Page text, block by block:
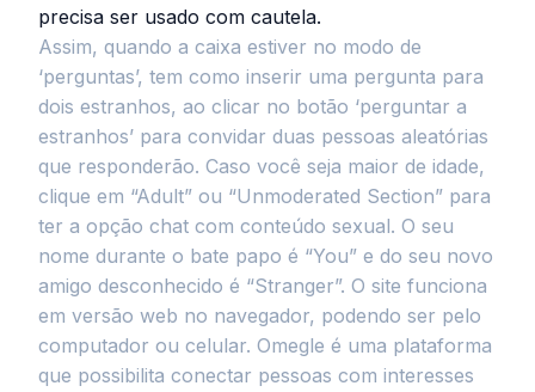
precisa ser usado com cautela.
Assim, quando a caixa estiver no modo de
‘perguntas’, tem como inserir uma pergunta para
dois estranhos, ao clicar no botão ‘perguntar a
estranhos’ para convidar duas pessoas aleatórias
que responderão. Caso você seja maior de idade,
clique em “Adult” ou “Unmoderated Section” para
ter a opção chat com conteúdo sexual. O seu
nome durante o bate papo é “You” e do seu novo
amigo desconhecido é “Stranger”. O site funciona
em versão web no navegador, podendo ser pelo
computador ou celular. Omegle é uma plataforma
que possibilita conectar pessoas com interesses